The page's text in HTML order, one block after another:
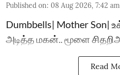
Published on: 08 Aug 2026, 7:42 am
Dumbbells| Mother Son|
அடித்த மகன்.. மூளை
Read